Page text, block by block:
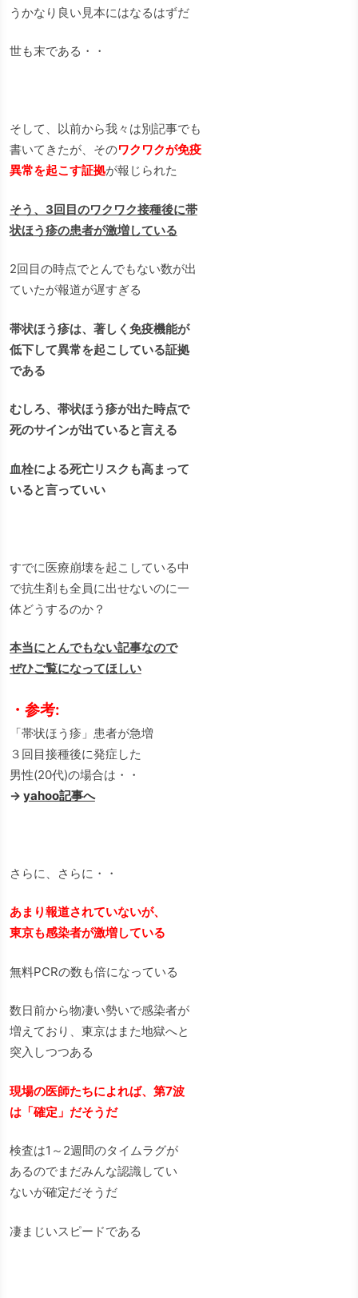
うかなり良い見本にはなるはずだ
世も末である・・
そして、以前から我々は別記事でも
書いてきたが、そのワクワクが免疫
異常を起こす証拠が報じられた
そう、3回目のワクワク接種後に帯
状ほう疹の患者が激増している
2回目の時点でとんでもない数が出
ていたが報道が遅すぎる
帯状ほう疹は、著しく免疫機能が
低下して異常を起こしている証拠
である
むしろ、帯状ほう疹が出た時点で
死のサインが出ていると言える
血栓による死亡リスクも高まって
いると言っていい
すでに医療崩壊を起こしている中
で抗生剤も全員に出せないのに一
体どうするのか？
本当にとんでもない記事なので
ぜひご覧になってほしい
・参考:
「帯状ほう疹」患者が急増
３回目接種後に発症した
男性(20代)の場合は・・
→ yahoo記事へ
さらに、さらに・・
あまり報道されていないが、
東京も感染者が激増している
無料PCRの数も倍になっている
数日前から物凄い勢いで感染者が
増えており、東京はまた地獄へと
突入しつつある
現場の医師たちによれば、第7波
は「確定」だそうだ
検査は1～2週間のタイムラグが
あるのでまだみんな認識してい
ないが確定だそうだ
凄まじいスピードである